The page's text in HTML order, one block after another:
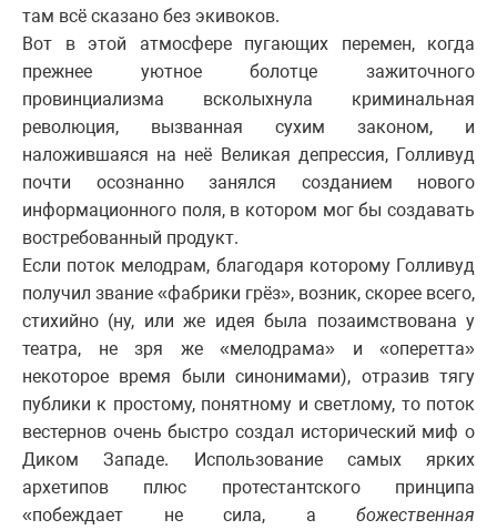
там всё сказано без экивоков.
Вот в этой атмосфере пугающих перемен, когда
прежнее уютное болотце зажиточного
провинциализма всколыхнула криминальная
революция, вызванная сухим законом, и
наложившаяся на неё Великая депрессия, Голливуд
почти осознанно занялся созданием нового
информационного поля, в котором мог бы создавать
востребованный продукт.
Если поток мелодрам, благодаря которому Голливуд
получил звание «фабрики грёз», возник, скорее всего,
стихийно (ну, или же идея была позаимствована у
театра, не зря же «мелодрама» и «оперетта»
некоторое время были синонимами), отразив тягу
публики к простому, понятному и светлому, то поток
вестернов очень быстро создал исторический миф о
Диком Западе. Использование самых ярких
архетипов плюс протестантского принципа
«побеждает не сила, а божественная